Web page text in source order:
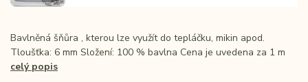
Bavlněná šňůra , kterou lze využít do tepláčku, mikin apod.
Tloušťka: 6 mm Složení: 100 % bavlna Cena je uvedena za 1 m
celý popis